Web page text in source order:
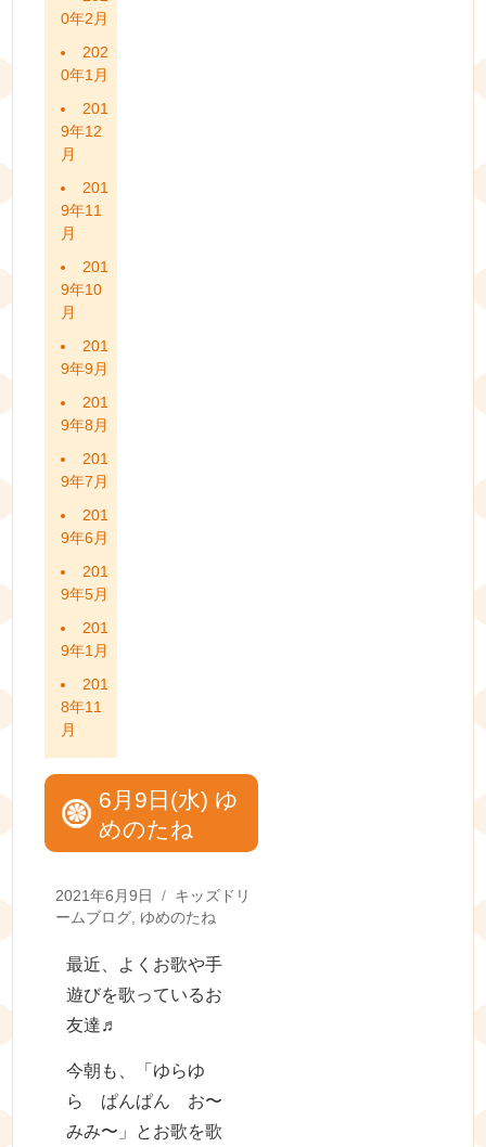
0年2月
202
0年1月
201
9年12
月
201
9年11
月
201
9年10
月
201
9年9月
201
9年8月
201
9年7月
201
9年6月
201
9年5月
201
9年1月
201
8年11
月
6月9日(水) ゆ
めのたね
Posted
on
2021年6月9日 Categories
キッズドリ
ームブログ, ゆめのたね
最近、よくお歌や手
遊びを歌っているお
友達♬
今朝も、「ゆらゆ
ら ぱんぱん お〜
みみ〜」とお歌を歌